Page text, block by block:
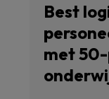
Best
met 50-